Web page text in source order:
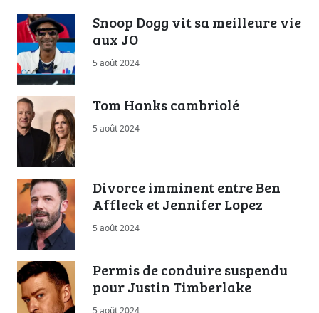
Snoop Dogg vit sa meilleure vie
aux JO
5 août 2024
Tom Hanks cambriolé
5 août 2024
Divorce imminent entre Ben
Affleck et Jennifer Lopez
5 août 2024
Permis de conduire suspendu
pour Justin Timberlake
5 août 2024